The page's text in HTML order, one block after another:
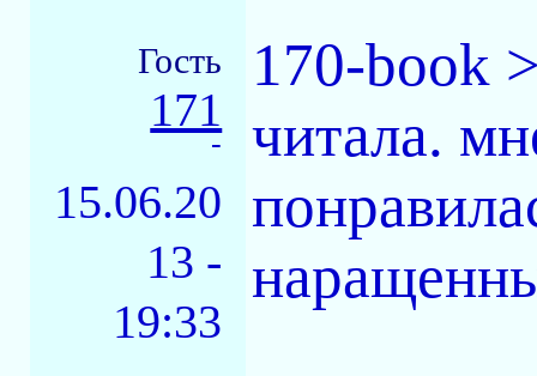
Гость
171
-
15.06.20
13 -
19:33
170-book
читала.